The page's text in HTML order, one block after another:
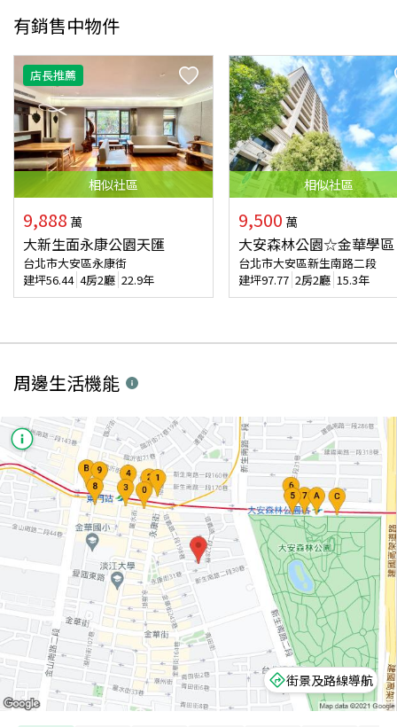
有銷售中物件
店長推薦
相似社區
9,888 萬
大新生面永康公園天匯
台北市大安區永康街
建坪56.44 4房2廳 22.9年
相似社區
9,500 萬
大安森林公園☆金華學區
台北市大安區新生南路二段
建坪97.77 2房2廳 15.3年
周邊生活機能
街景及路線導航